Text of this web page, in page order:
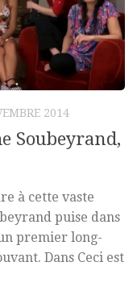
2014
Soubeyrand,
à cette vaste
puise dans
premier long-
Dans Ceci est